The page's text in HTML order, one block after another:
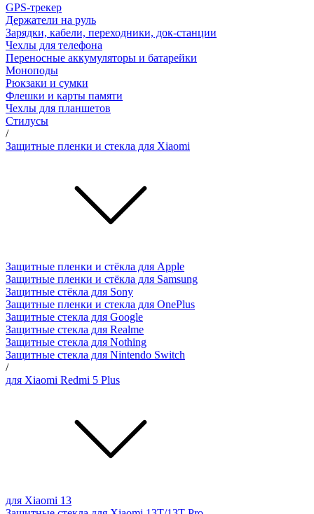
GPS-трекер
Держатели на руль
Зарядки, кабели, переходники, док-станции
Чехлы для телефона
Переносные аккумуляторы и батарейки
Моноподы
Рюкзаки и сумки
Флешки и карты памяти
Чехлы для планшетов
Стилусы
/
Защитные пленки и стекла для Xiaomi
Защитные пленки и стёкла для Apple
Защитные пленки и стёкла для Samsung
Защитные стёкла для Sony
Защитные пленки и стекла для OnePlus
Защитные стекла для Google
Защитные стекла для Realme
Защитные стекла для Nothing
Защитные стекла для Nintendo Switch
/
для Xiaomi Redmi 5 Plus
для Xiaomi 13